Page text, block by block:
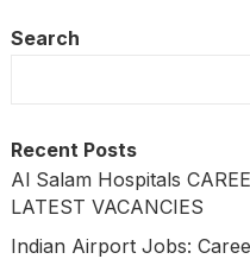
Search
Recent Posts
Al Salam Hospitals
LATEST VACANCIES
Indian Airport Jobs: